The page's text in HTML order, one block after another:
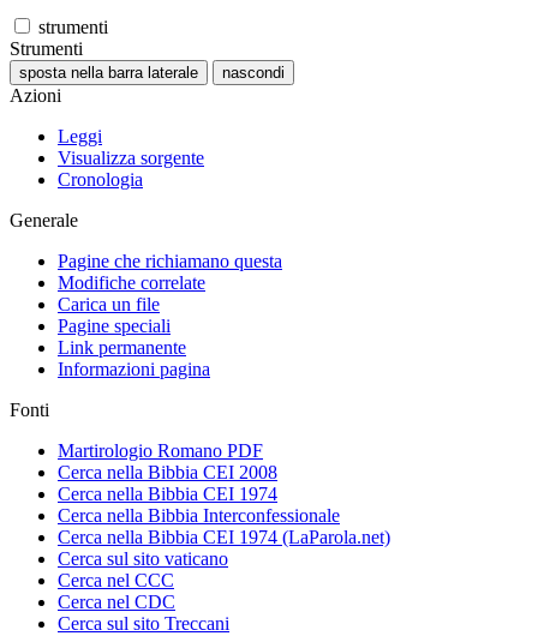
strumenti
Strumenti
sposta nella barra laterale nascondi
Azioni
Leggi
Visualizza sorgente
Cronologia
Generale
Pagine che richiamano questa
Modifiche correlate
Carica un file
Pagine speciali
Link permanente
Informazioni pagina
Fonti
Martirologio Romano PDF
Cerca nella Bibbia CEI 2008
Cerca nella Bibbia CEI 1974
Cerca nella Bibbia Interconfessionale
Cerca nella Bibbia CEI 1974 (LaParola.net)
Cerca sul sito vaticano
Cerca nel CCC
Cerca nel CDC
Cerca sul sito Treccani